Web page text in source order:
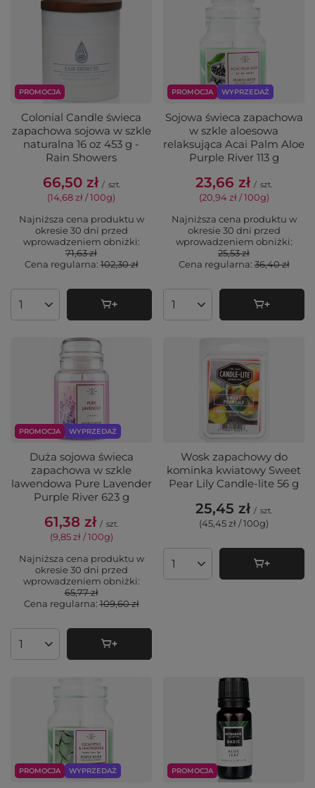
PROMOCJA
Colonial Candle świeca
zapachowa sojowa w szkle
naturalna 16 oz 453 g -
Rain Showers
66,50 zł / szt.
(14,68 zł / 100g)
Najniższa cena produktu w
okresie 30 dni przed
wprowadzeniem obniżki:
71,63 zł
Cena regularna:102,30 zł
Ilość produktów
PROMOCJA WYPRZEDAŻ
Sojowa świeca zapachowa
w szkle aloesowa
relaksująca Acai Palm Aloe
Purple River 113 g
23,66 zł / szt.
(20,94 zł / 100g)
Najniższa cena produktu w
okresie 30 dni przed
wprowadzeniem obniżki:
25,53 zł
Cena regularna:36,40 zł
Ilość produktów
PROMOCJA WYPRZEDAŻ
Duża sojowa świeca
zapachowa w szkle
lawendowa Pure Lavender
Purple River 623 g
61,38 zł / szt.
(9,85 zł / 100g)
Najniższa cena produktu w
okresie 30 dni przed
wprowadzeniem obniżki:
65,77 zł
Cena regularna:109,60 zł
Ilość produktów
Wosk zapachowy do
kominka kwiatowy Sweet
Pear Lily Candle-lite 56 g
25,45 zł / szt.
(45,45 zł / 100g)
Ilość produktów
PROMOCJA WYPRZEDAŻ PROMOCJA